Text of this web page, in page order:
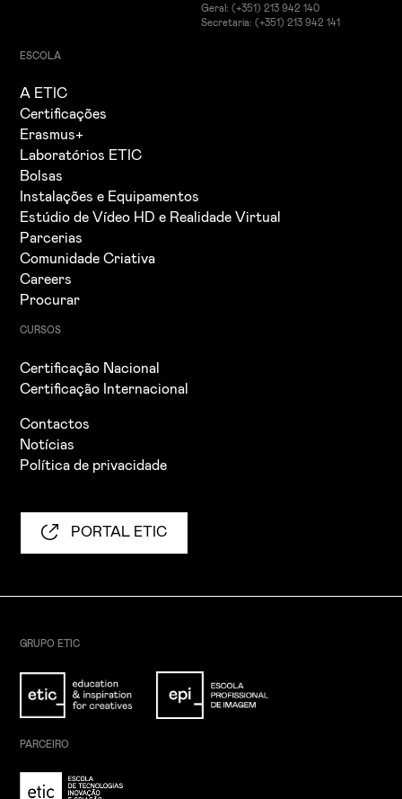
Geral: (+351) 213 942 140
Secretaria: (+351) 213 942 141
ESCOLA
A ETIC
Certificações
Erasmus+
Laboratórios ETIC
Bolsas
Instalações e Equipamentos
Estúdio de Vídeo HD e Realidade Virtual
Parcerias
Comunidade Criativa
Careers
Procurar
CURSOS
Certificação Nacional
Certificação Internacional
Contactos
Notícias
Política de privacidade
PORTAL ETIC
GRUPO ETIC
PARCEIRO